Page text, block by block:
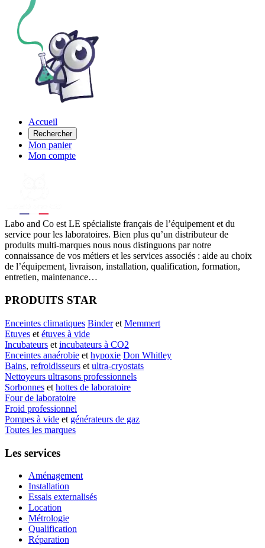
Accueil
Rechercher
Mon panier
Mon compte
Labo and Co est LE spécialiste français de l’équipement et du
service pour les laboratoires. Bien plus qu’un distributeur de
produits multi-marques nous nous distinguons par notre
connaissance de vos métiers et les services associés : aide au choix
de l’équipement, livraison, installation, qualification, formation,
entretien, maintenance…
PRODUITS STAR
Enceintes climatiques Binderet Memmert
Etuves et étuves à vide
Incubateurs et incubateurs à CO2
Enceintes anaérobie et hypoxie Don Whitley
Bains, refroidisseurs et ultra-cryostats
Nettoyeurs ultrasons professionnels
Sorbonnes et hottes de laboratoire
Four de laboratoire
Froid professionnel
Pompes à vide et générateurs de gaz
Toutes les marques
Les services
Aménagement
Installation
Essais externalisés
Location
Métrologie
Qualification
Réparation